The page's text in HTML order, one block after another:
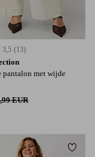
pantalon met wijde
EUR
van 13 beoordelingen
3,5 (13)
favorieten